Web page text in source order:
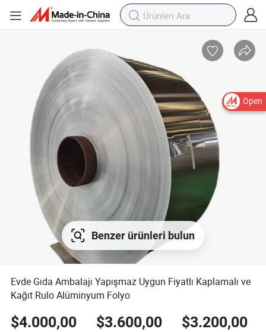
Open
Benzer ürünleri bulun
Evde Gıda Ambalajı Yapışmaz Uygun Fiyatlı Kaplamalı ve
Kağıt Rulo Alüminyum Folyo
$4.000,00 $3.600,00 $3.200,00